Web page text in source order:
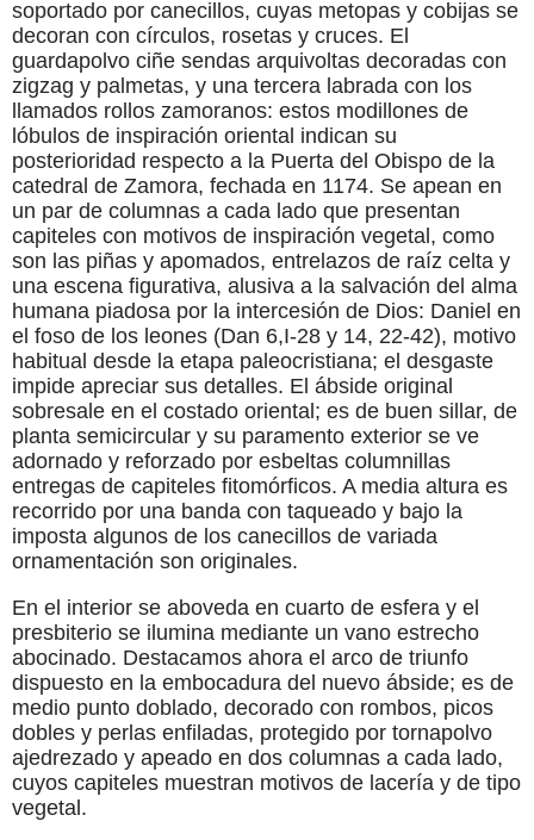
soportado por canecillos, cuyas metopas y cobijas se
decoran con círculos, rosetas y cruces. El
guardapolvo ciñe sendas arquivoltas decoradas con
zigzag y palmetas, y una tercera labrada con los
llamados rollos zamoranos: estos modillones de
lóbulos de inspiración oriental indican su
posterioridad respecto a la Puerta del Obispo de la
catedral de Zamora, fechada en 1174. Se apean en
un par de columnas a cada lado que presentan
capiteles con motivos de inspiración vegetal, como
son las piñas y apomados, entrelazos de raíz celta y
una escena figurativa, alusiva a la salvación del alma
humana piadosa por la intercesión de Dios: Daniel en
el foso de los leones (Dan 6,I-28 y 14, 22-42), motivo
habitual desde la etapa paleocristiana; el desgaste
impide apreciar sus detalles. El ábside original
sobresale en el costado oriental; es de buen sillar, de
planta semicircular y su paramento exterior se ve
adornado y reforzado por esbeltas columnillas
entregas de capiteles fitomórficos. A media altura es
recorrido por una banda con taqueado y bajo la
imposta algunos de los canecillos de variada
ornamentación son originales.
En el interior se aboveda en cuarto de esfera y el
presbiterio se ilumina mediante un vano estrecho
abocinado. Destacamos ahora el arco de triunfo
dispuesto en la embocadura del nuevo ábside; es de
medio punto doblado, decorado con rombos, picos
dobles y perlas enfiladas, protegido por tornapolvo
ajedrezado y apeado en dos columnas a cada lado,
cuyos capiteles muestran motivos de lacería y de tipo
vegetal.